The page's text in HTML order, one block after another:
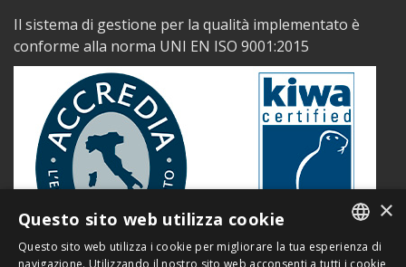
Il sistema di gestione per la qualità implementato è
conforme alla norma UNI EN ISO 9001:2015
ITALIAN
×
Questo sito web utilizza cookie
Questo sito web utilizza i cookie per migliorare la tua esperienza di
navigazione. Utilizzando il nostro sito web acconsenti a tutti i cookie